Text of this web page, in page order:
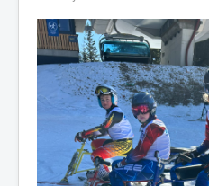
Výsledky
Videogalerie
Fotogalerie